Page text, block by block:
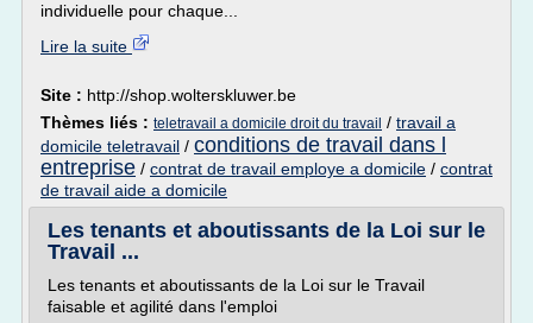
individuelle pour chaque...
Lire la suite
Site : http://shop.wolterskluwer.be
Thèmes liés : teletravail a domicile droit du travail / travail a
domicile teletravail / conditions de travail dans l
entreprise / contrat de travail employe a domicile / contrat
de travail aide a domicile
Les tenants et aboutissants de la Loi sur le
Travail ...
Les tenants et aboutissants de la Loi sur le Travail
faisable et agilité dans l'emploi